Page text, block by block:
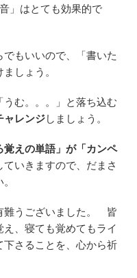
」はとても効果的で
もいいので、「書いた
しょう。
む。。。」と落ち込む
ャレンジしましょう。
覚えの単語」が「カンペ
ていきますので、だまさ
難うございました。 皆
、寝ても覚めてもライ
さることを、心から祈